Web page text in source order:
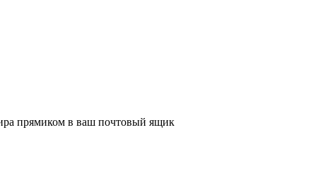
прямиком в ваш почтовый ящик